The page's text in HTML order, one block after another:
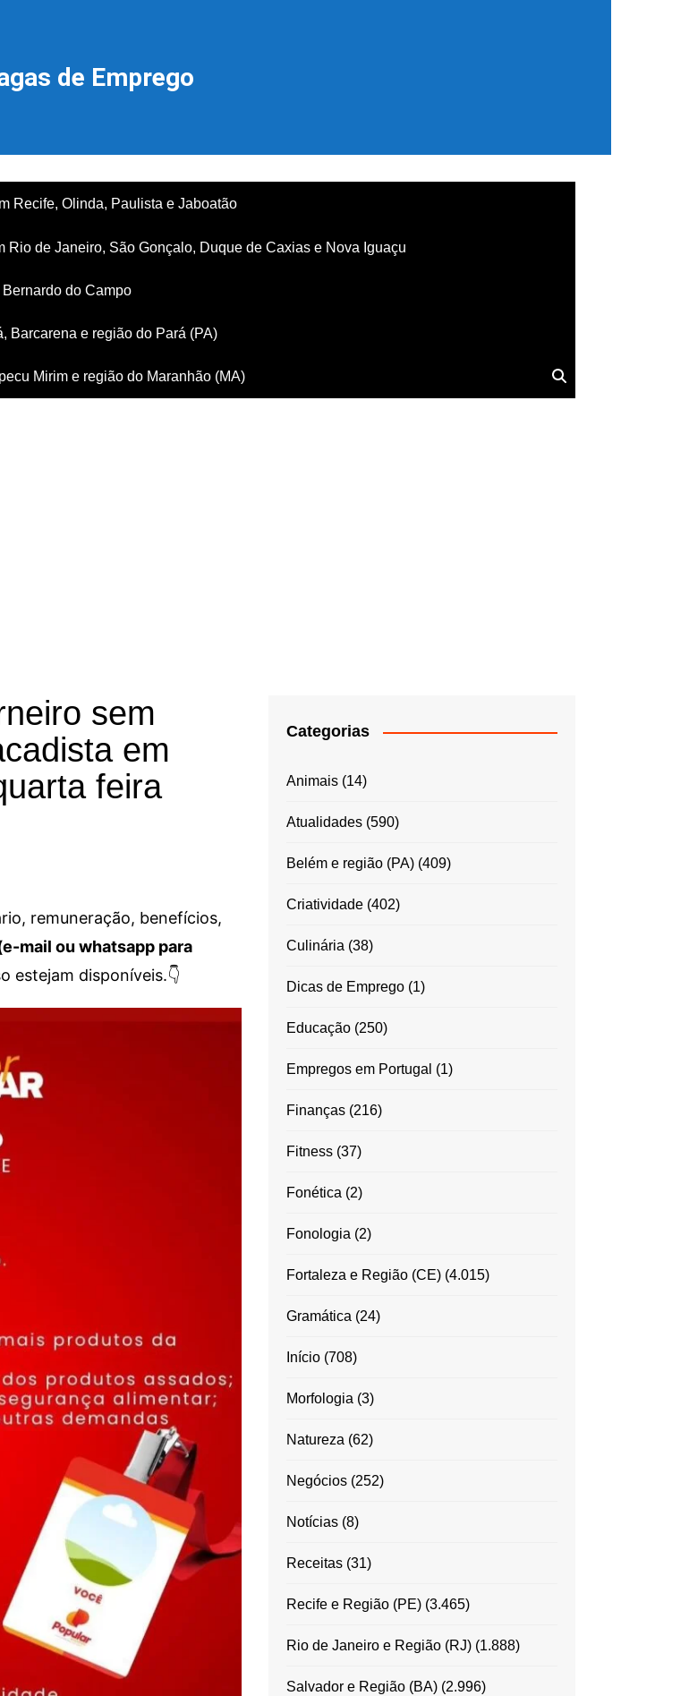
de Emprego
Recife, Olinda, Paulista e Jaboatão
Rio de Janeiro, São Gonçalo, Duque de Caxias e Nova Iguaçu
do Campo
Barcarena e região do Pará (PA)
Mirim e região do Maranhão (MA)
sem
em
feira
remuneração, benefícios,
mail ou whatsapp para
estejam disponíveis.👇
Categorias
Animais(14)
Atualidades(590)
Belém e região (PA)(409)
Criatividade(402)
Culinária (38)
Dicas de Emprego(1)
Educação(250)
Empregos em Portugal (1)
Finanças(216)
Fitness(37)
Fonética (2)
Fonologia (2)
Fortaleza e Região (CE)(4.015)
Gramática (24)
Início(708)
Morfologia (3)
Natureza (62)
Negócios(252)
Notícias(8)
Receitas(31)
Recife e Região (PE)(3.465)
Rio de Janeiro e Região (RJ)(1.888)
Salvador e Região (BA)(2.996)